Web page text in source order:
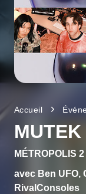
Accueil
MUTEK
MÉTROPOLIS 2
avec Ben UFO,
RivalConsoles